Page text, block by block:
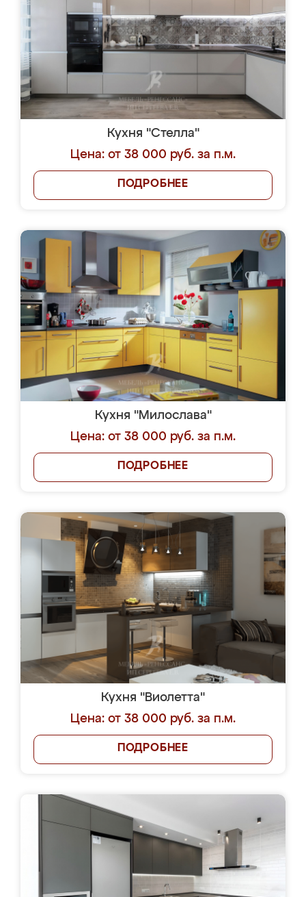
Кухня "Стелла"
Цена: от 38 000 руб. за п.м.
ПОДРОБНЕЕ
Кухня "Милослава"
Цена: от 38 000 руб. за п.м.
ПОДРОБНЕЕ
Кухня "Виолетта"
Цена: от 38 000 руб. за п.м.
ПОДРОБНЕЕ